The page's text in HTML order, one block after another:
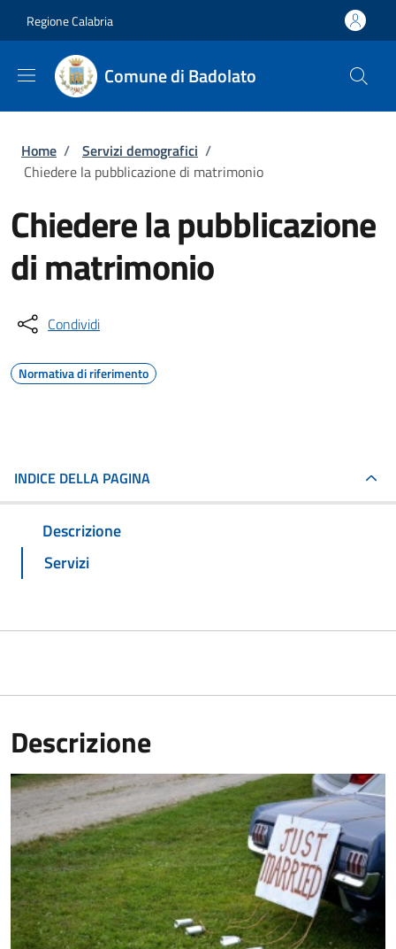
Regione Calabria
Comune di Badolato
Briciole di pane
Home / Servizi demografici /
Chiedere la pubblicazione di matrimonio
Chiedere la pubblicazione
di matrimonio
Condividi
Normativa di riferimento
INDICE DELLA PAGINA
Descrizione
Servizi
Descrizione